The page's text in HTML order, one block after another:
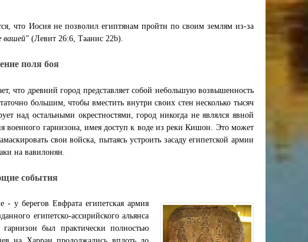
что Иосия не позволил египтянам пройти по своим землям из-за
вашей" (Левит 26:6, Таанис 22b).
поля боя
что древний город представляет собой небольшую возвышенность
большим, чтобы вместить внутри своих стен несколько тысяч
над остальными окрестностями, город никогда не являлся явной
военного гарнизона, имея доступ к воде из реки Кишон. Это может
свои войска, пытаясь устроить засаду египетской армии
на вавилонян.
события
у берегов Евфрата египетская армия
египетско-ассирийского альянса
был практически полностью